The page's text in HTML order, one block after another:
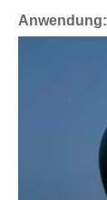
Anwendung: